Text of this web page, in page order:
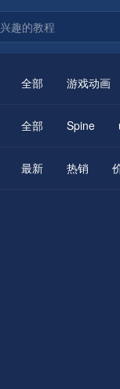
全部 游戏动画
全部 Spine
最新 热销